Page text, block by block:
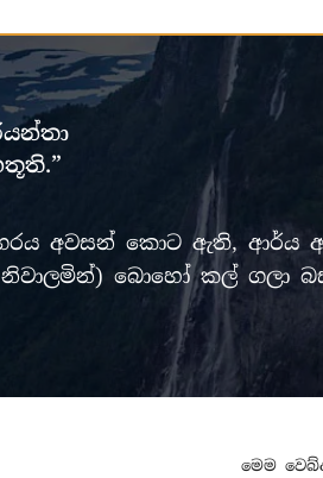
අවසන් කොට ඇති, ආර්ය
බොහෝ කල් ගලා
මෙම